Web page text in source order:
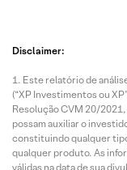
Disclaimer:
Este relatório de
(“XP Investimentos ou
Resolução CVM 20/
possam auxiliar o
constituindo qualquer
qualquer produto. As
válidas na data de sua